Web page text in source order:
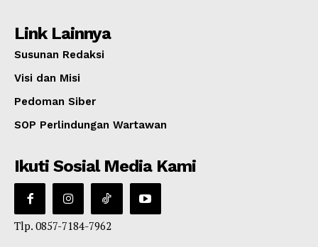
Link Lainnya
Susunan Redaksi
Visi dan Misi
Pedoman Siber
SOP Perlindungan Wartawan
Ikuti Sosial Media Kami
Tlp. 0857-7184-7962